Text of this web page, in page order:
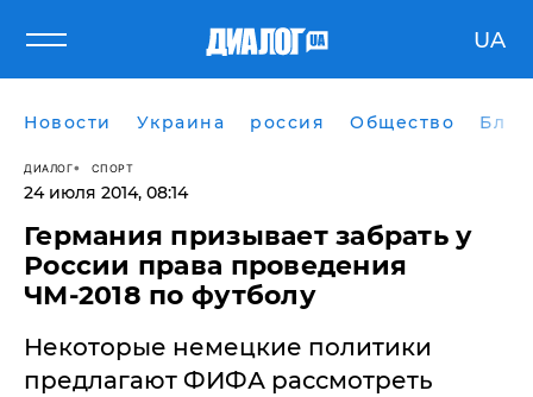
UA
Новости Украина россия Общество
ДИАЛОГ СПОРТ
24 июля 2014, 08:14
​Германия призывает забрать у
России права проведения
ЧМ-2018 по футболу
Некоторые немецкие политики
предлагают ФИФА рассмотреть